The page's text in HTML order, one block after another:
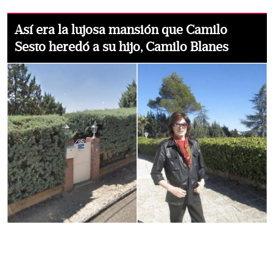
Así era la lujosa mansión que Camilo
Sesto heredó a su hijo, Camilo Blanes